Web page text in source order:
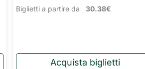
Biglietti a partire da 30.38€